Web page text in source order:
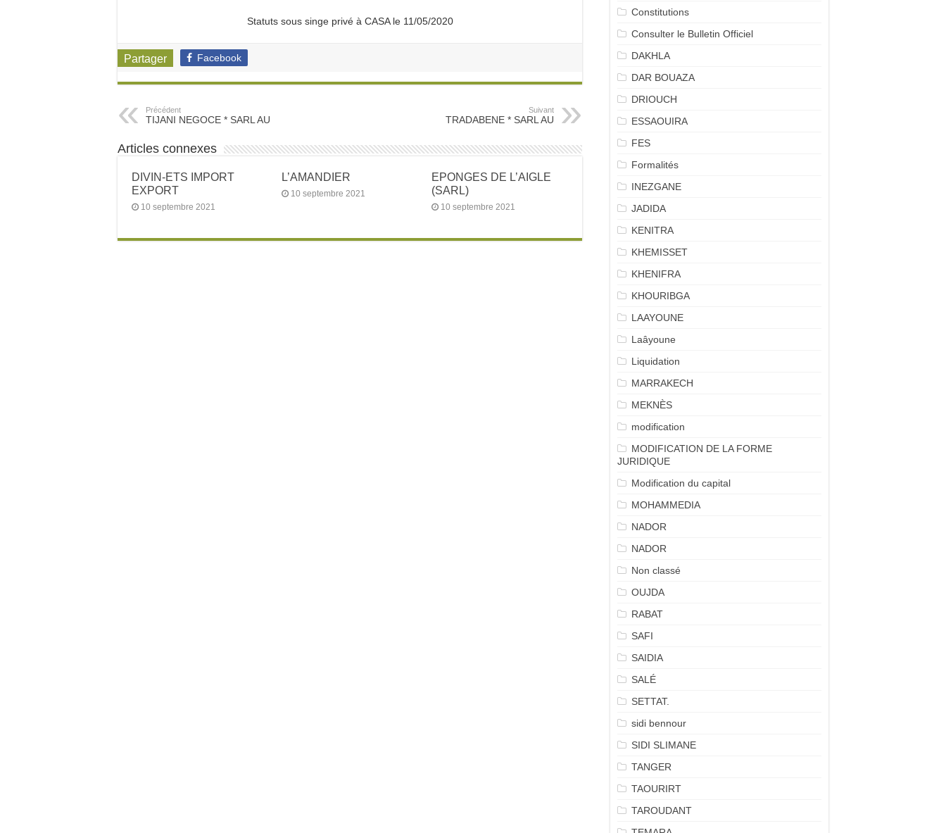
Statuts sous singe privé à CASA le 11/05/2020
Partager Facebook
Précédent
TIJANI NEGOCE * SARL AU
Suivant
TRADABENE * SARL AU
Articles connexes
DIVIN-ETS IMPORT
EXPORT
10 septembre 2021
L’AMANDIER
10 septembre 2021
EPONGES DE L’AIGLE
(SARL)
10 septembre 2021
Constitutions
Consulter le Bulletin Officiel
DAKHLA
DAR BOUAZA
DRIOUCH
ESSAOUIRA
FES
Formalités
INEZGANE
JADIDA
KENITRA
KHEMISSET
KHENIFRA
KHOURIBGA
LAAYOUNE
Laâyoune
Liquidation
MARRAKECH
MEKNÈS
modification
MODIFICATION DE LA FORME
JURIDIQUE
Modification du capital
MOHAMMEDIA
NADOR
NADOR
Non classé
OUJDA
RABAT
SAFI
SAIDIA
SALÉ
SETTAT.
sidi bennour
SIDI SLIMANE
TANGER
TAOURIRT
TAROUDANT